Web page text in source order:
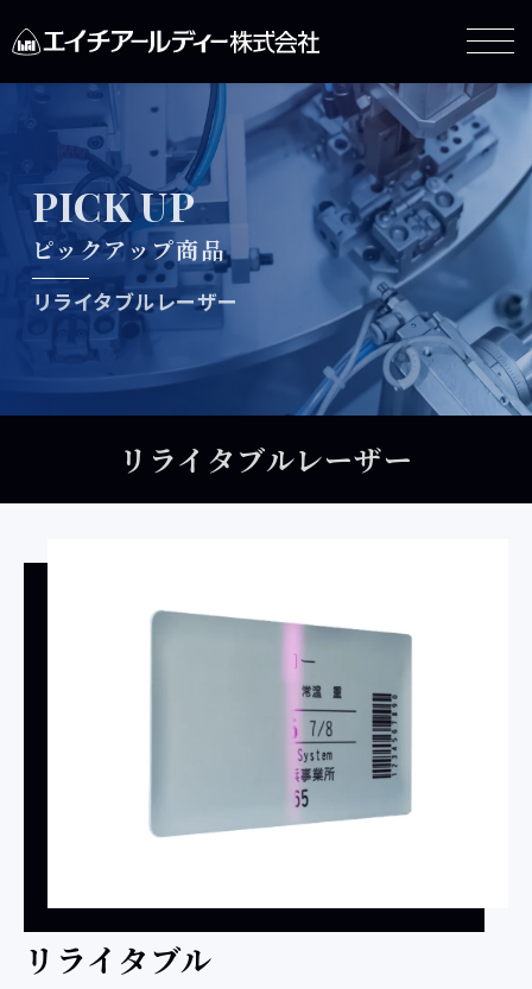
PICK UP
ピックアップ商品
リライタブルレーザー
リライタブルレーザー
リライタブル